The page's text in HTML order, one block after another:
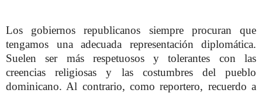
Los gobiernos republicanos siempre procuran que
tengamos una adecuada representación diplomática.
Suelen ser más respetuosos y tolerantes con las
creencias religiosas y las costumbres del pueblo
dominicano. Al contrario, como reportero, recuerdo a